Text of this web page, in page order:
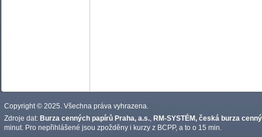
Copyright © 2025. Všechna práva vyhrazena.
Zdroje dat: Burza cenných papírů Praha, a.s. RM-SYSTÉM, česká burza
minut. Pro nepřihlášené jsou zpožděny i kurzy z BCPP, a to o 15 min.